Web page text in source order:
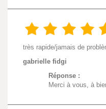
très rapide/jamais de
gabrielle fidgi
Réponse :
Merci à vous, à